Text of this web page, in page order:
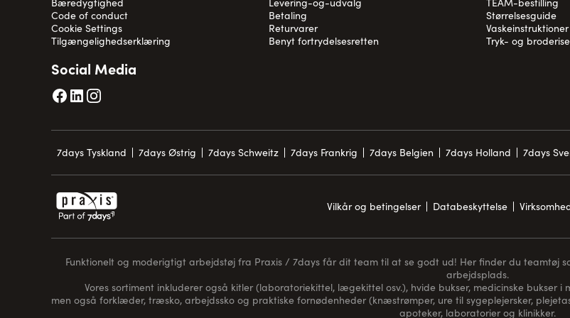
Code of conduct
Cookie Settings
Tilgængelighedserklæring
Betaling
Returvarer
Benyt fortrydelsesretten
Størrelsesguide
Vaskeinstruktioner
Tryk- og
Social Media
7days Tyskland 7days Østrig 7days Schweitz 7days Frankrig 7days Belgien 7days Holland 7days
Vilkår og betingelser Databeskyttelse
Funktionelt og moderigtigt arbejdstøj fra Praxis / 7days får dit team til at se godt ud! Her finder du teamtøj
arbejdsplads.
Vores sortiment inkluderer også kitler (laboratoriekittel, lægekittel osv.), hvide bukser, medicinske bukser
men også forklæder, træsko, arbejdssko og praktiske fornødenheder (knæstrømper, ure til sygeplejersker,
apoteker, laboratorier og klinikker.